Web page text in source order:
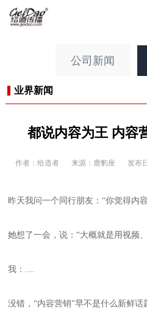
公司新闻
业界新闻
都说内容为王 内容
作者：给道者 来源：鹿豹座 发布
昨天我问一个同行朋友：“你觉得内
她想了一会，说：“大概就是用视频
我：....
没错，“内容营销”早不是什么新鲜话